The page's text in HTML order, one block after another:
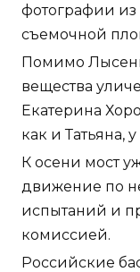
фотографии
съемочной
Помимо
вещества
Екатерина
как и Татьяна,
К осени мост
движение по
испытаний и
комиссией.
Российские